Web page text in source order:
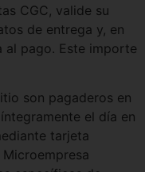
CGC, valide su
de entrega y, en
al pago. Este importe
son pagaderos en
el día en
tarjeta